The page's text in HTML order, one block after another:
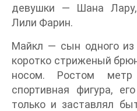
девушки — Шана
Лили Фарин.
Майкл — сын одного из
коротко стриженый
носом. Ростом метр
спортивная фигура,
только и заставлял